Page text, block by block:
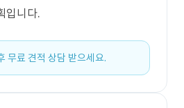
입니다.
무료 견적 상담 받으세요.